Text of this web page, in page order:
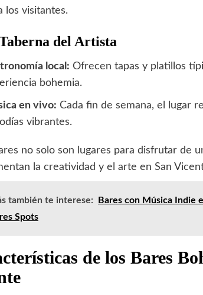
los visitantes.
del Artista
local: Ofrecen tapas y platillos
bohemia.
en vivo: Cada fin de semana, el lugar
vibrantes.
no solo son lugares para disfrutar de
la creatividad y el arte en San
también te interese:
Bares con Música Indie
Spots
de los Bares